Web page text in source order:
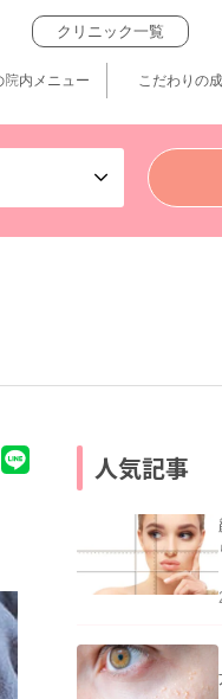
クリニック一覧
院内メニュー こだわりの
人気記事